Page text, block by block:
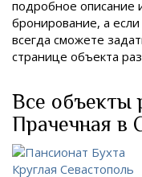
подробное описание
бронирование, а
всегда сможете
странице объекта
Все объекты
Прачечная в